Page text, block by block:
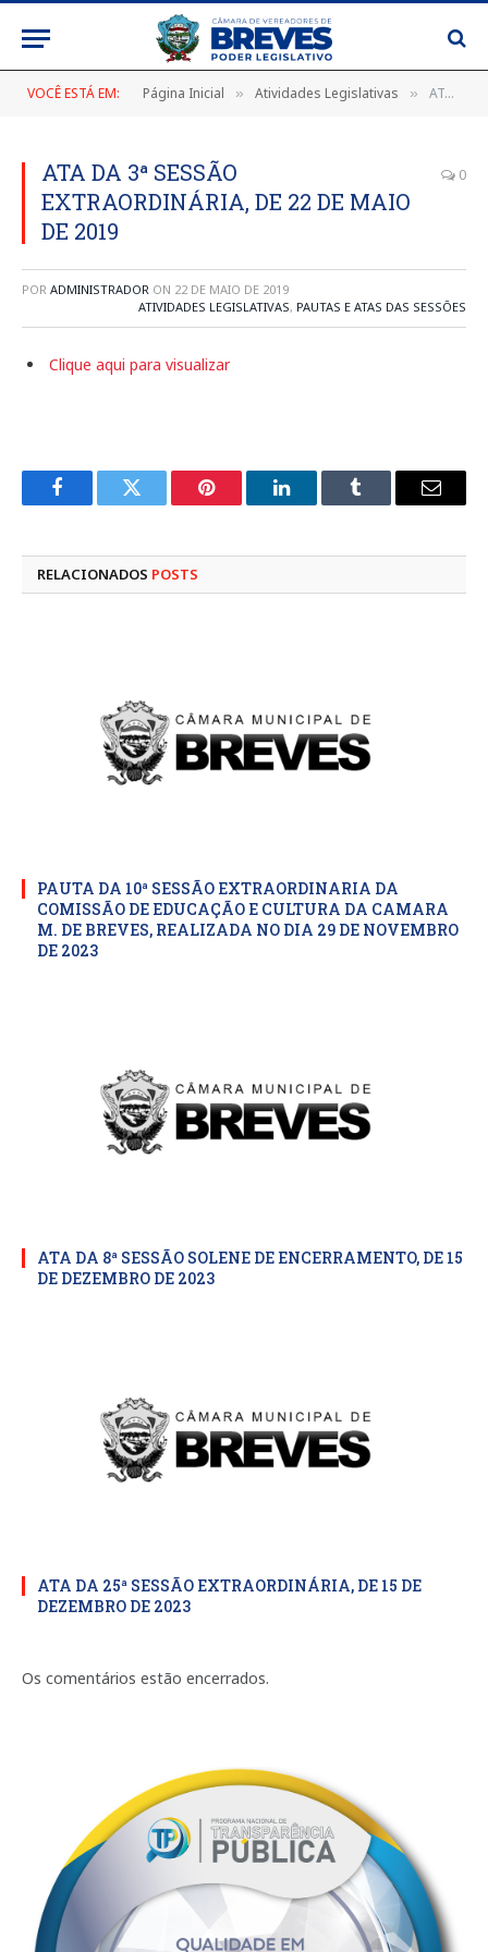
VOCÊ ESTÁ EM: Página Inicial » Atividades Legislativas » ATA DA 3ª SESSÃO EXTRAORDINÁRIA, DE 22 DE MAIO DE 2019
ATA DA 3ª SESSÃO
EXTRAORDINÁRIA, DE 22 DE MAIO
DE 2019
0
POR ADMINISTRADOR ON 22 DE MAIO DE 2019
ATIVIDADES LEGISLATIVAS, PAUTAS E ATAS DAS SESSÕES
Clique aqui para visualizar
FacebookTwitter Pinterest LinkedInTumblr
E-
RELACIONADOS POSTS
PAUTA DA 10ª SESSÃO EXTRAORDINARIA DA
COMISSÃO DE EDUCAÇÃO E CULTURA DA CAMARA
M. DE BREVES, REALIZADA NO DIA 29 DE NOVEMBRO
DE 2023
ATA DA 8ª SESSÃO SOLENE DE ENCERRAMENTO, DE 15
DE DEZEMBRO DE 2023
ATA DA 25ª SESSÃO EXTRAORDINÁRIA, DE 15 DE
DEZEMBRO DE 2023
Os comentários estão encerrados.